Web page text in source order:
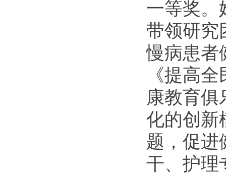
一等奖。
带领研究
慢病患者
《提高
康教育
化的创新
题，促进
干、护理